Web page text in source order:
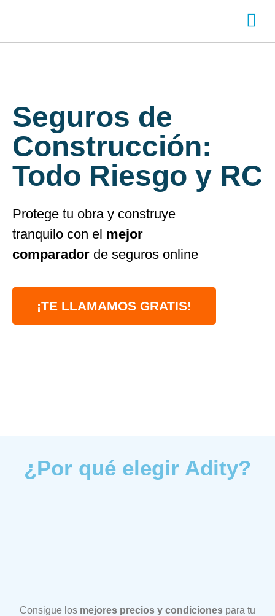
Seguros de
Construcción:
Todo Riesgo y RC
Protege tu obra y construye
tranquilo con el mejor
comparador de seguros online
¡TE LLAMAMOS GRATIS!
¿Por qué elegir Adity?
Consigue los mejores precios y condiciones para tu